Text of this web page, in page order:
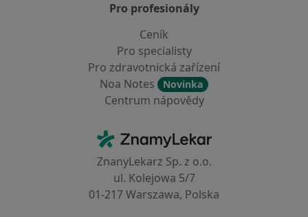
Pro profesionály
Ceník
Pro specialisty
Pro zdravotnická zařízení
Noa Notes
Novinka
Centrum nápovědy
ZnamyLekar - Hlavní stránka
ZnanyLekarz Sp. z o.o.
ul. Kolejowa 5/7
01-217 Warszawa, Polska